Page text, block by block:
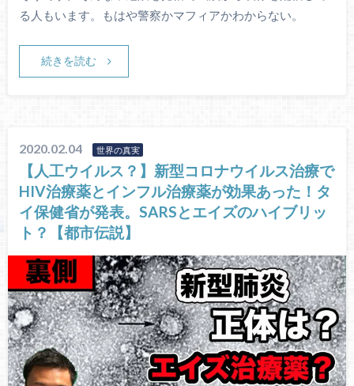
る人もいます。もはや警察かマフィアかわからない。
続きを読む
2020.02.04 世界の真実
【人工ウイルス？】新型コロナウイルス治療で
HIV治療薬とインフル治療薬が効果あった！タ
イ保健省が発表。SARSとエイズのハイブリッ
ト？【都市伝説】